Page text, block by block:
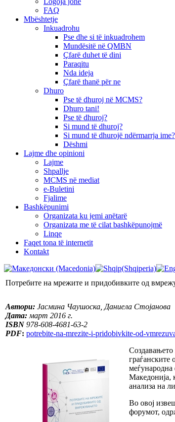
FAQ
Mbështetje
Inkuadrohu
Pse dhe si të inkuadrohem
Mundësitë në QMBN
Çfarë duhet të dini
Paraqitu
Nda ideja
Çfarë thanë për ne
Dhuro
Pse të dhuroj në MCMS?
Dhuro tani!
Pse të dhuroj?
Si mund të dhuroj?
Si mund të dhurojë ndërmarrja ime?
Dëshmi
Lajme dhe opinioni
Lajme
Shpallje
MCMS në mediat
e-Buletini
Fjalime
Bashkëpunimi
Organizata ku jemi anëtarë
Organizata me të cilat bashkëpunojmë
Linqe
Faqet tona të internetit
Kontakt
Потребите на мрежите и придобивките од
Автори: Јасмина Чаушоска, Даниела Стојанова
Дата: март 2016 г.
ISBN 978-608-4681-63-2
PDF: potrebite-na-mrezite-i-pridobivkite-od-
Создавањето
меѓународна
Македонија,
анализа на
Во овој
форумот,